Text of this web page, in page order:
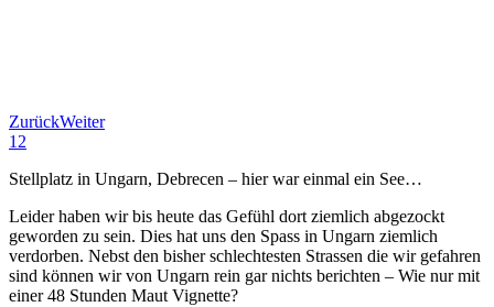
ZurückWeiter
12
Stellplatz in Ungarn, Debrecen – hier war einmal ein See…
Leider haben wir bis heute das Gefühl dort ziemlich abgezockt
geworden zu sein. Dies hat uns den Spass in Ungarn ziemlich
verdorben. Nebst den bisher schlechtesten Strassen die wir gefahren
sind können wir von Ungarn rein gar nichts berichten – Wie nur mit
einer 48 Stunden Maut Vignette?